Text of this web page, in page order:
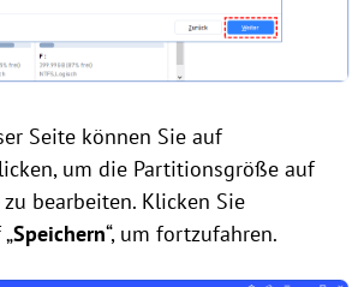
Seite können Sie auf
um die Partitionsgröße auf
bearbeiten. Klicken Sie
Speichern“, um fortzufahren.